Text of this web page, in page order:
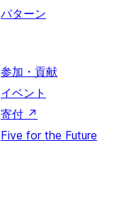
パターン
参加・貢献
イベント
寄付 ↗
Five for the Future